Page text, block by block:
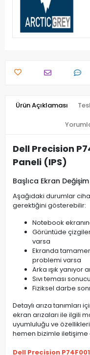
Ürün Açıklaması
Dell Precision
Paneli (IPS)
Başlıca Ekran
Aşağıdaki durumlar
gerektiğini gösterebilir:
Notebook
Görüntüde
varsa
Ekranda
problemi varsa
Arka ışık
Sıvı teması
Fiziksel darbe
Detaylı arıza tanımları
ekran arızaları ile ilgili
uyumluluğu ve
hemen bizimle iletişime
Dell Precision